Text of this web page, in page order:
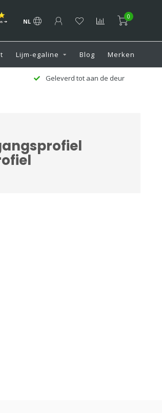
NL
0
Lijm-egaline Blog Merken
Geleverd tot aan de deur